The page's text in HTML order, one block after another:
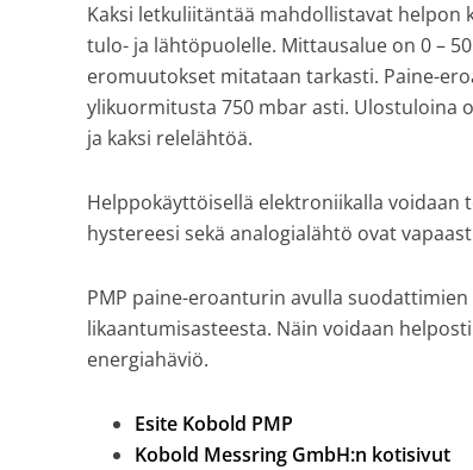
ja
mittareita.
Kaksi letkuliitäntää mahdollistavat helpon
tulo- ja lähtöpuolelle. Mittausalue on 0 –
eromuutokset mitataan tarkasti. Paine-
ylikuormitusta 750 mbar asti. Ulostuloina
ja kaksi relelähtöä.
Helppokäyttöisellä elektroniikalla voidaan
hystereesi sekä analogialähtö ovat
PMP paine-eroanturin avulla
likaantumisasteesta. Näin voidaan
energiahäviö.
Esite Kobold PMP
Kobold Messring GmbH:n kotisivut